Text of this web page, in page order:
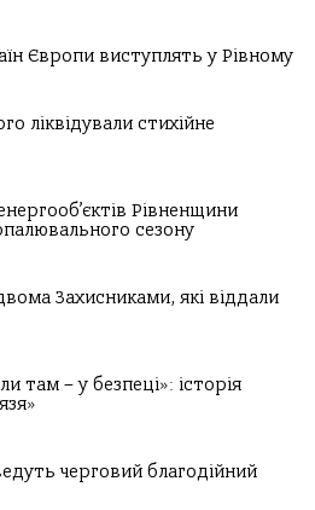
Європи виступлять у Рівному
ліквідували стихійне
Рівненщини
сезону
Захисниками, які віддали
там – у безпеці»: історія
черговий благодійний